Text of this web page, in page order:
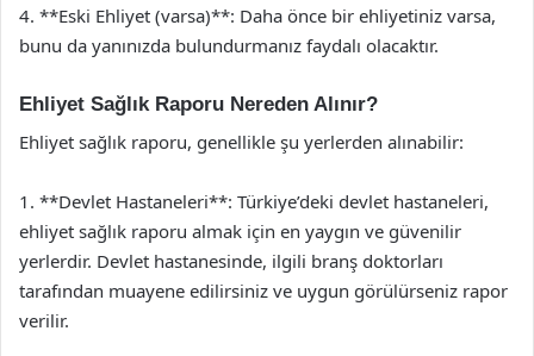
4. **Eski Ehliyet (varsa)**: Daha önce bir ehliyetiniz varsa,
bunu da yanınızda bulundurmanız faydalı olacaktır.
Ehliyet Sağlık Raporu Nereden Alınır?
Ehliyet sağlık raporu, genellikle şu yerlerden alınabilir:
1. **Devlet Hastaneleri**: Türkiye’deki devlet hastaneleri,
ehliyet sağlık raporu almak için en yaygın ve güvenilir
yerlerdir. Devlet hastanesinde, ilgili branş doktorları
tarafından muayene edilirsiniz ve uygun görülürseniz rapor
verilir.